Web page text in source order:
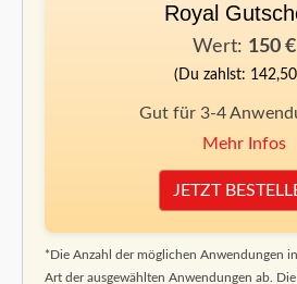
Royal
Wert: 150 €
(Du zahlst:
Gut für 3-4
Mehr Infos
JETZT
*Die Anzahl der möglichen Anwendungen
Art der ausgewählten Anwendungen ab.